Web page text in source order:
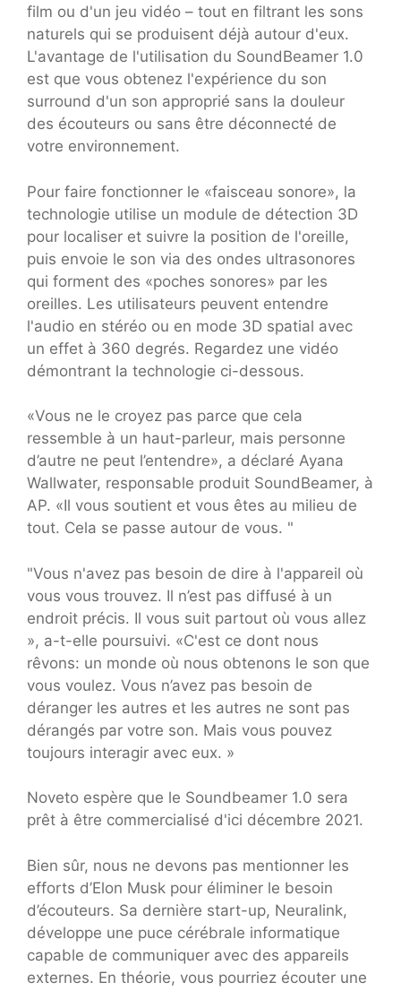
film ou d'un jeu vidéo – tout en filtrant les sons
naturels qui se produisent déjà autour d'eux.
L'avantage de l'utilisation du SoundBeamer 1.0
est que vous obtenez l'expérience du son
surround d'un son approprié sans la douleur
des écouteurs ou sans être déconnecté de
votre environnement.
Pour faire fonctionner le «faisceau sonore», la
technologie utilise un module de détection 3D
pour localiser et suivre la position de l'oreille,
puis envoie le son via des ondes ultrasonores
qui forment des «poches sonores» par les
oreilles. Les utilisateurs peuvent entendre
l'audio en stéréo ou en mode 3D spatial avec
un effet à 360 degrés. Regardez une vidéo
démontrant la technologie ci-dessous.
«Vous ne le croyez pas parce que cela
ressemble à un haut-parleur, mais personne
d’autre ne peut l’entendre», a déclaré Ayana
Wallwater, responsable produit SoundBeamer, à
AP. «Il vous soutient et vous êtes au milieu de
tout. Cela se passe autour de vous. "
"Vous n'avez pas besoin de dire à l'appareil où
vous vous trouvez. Il n’est pas diffusé à un
endroit précis. Il vous suit partout où vous allez
», a-t-elle poursuivi. «C'est ce dont nous
rêvons: un monde où nous obtenons le son que
vous voulez. Vous n’avez pas besoin de
déranger les autres et les autres ne sont pas
dérangés par votre son. Mais vous pouvez
toujours interagir avec eux. »
Noveto espère que le Soundbeamer 1.0 sera
prêt à être commercialisé d'ici décembre 2021.
Bien sûr, nous ne devons pas mentionner les
efforts d’Elon Musk pour éliminer le besoin
d’écouteurs. Sa dernière start-up, Neuralink,
développe une puce cérébrale informatique
capable de communiquer avec des appareils
externes. En théorie, vous pourriez écouter une